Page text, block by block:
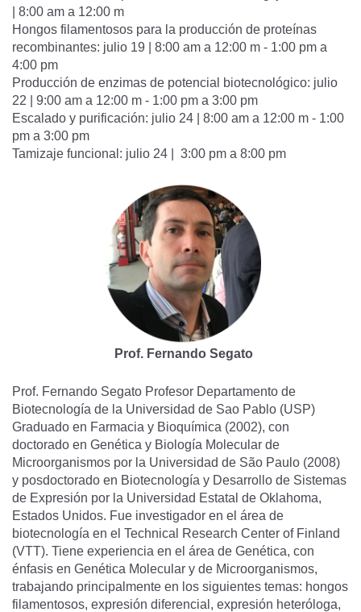
| 8:00 am a 12:00 m
Hongos filamentosos para la producción de proteínas
recombinantes: julio 19 | 8:00 am a 12:00 m - 1:00 pm a
4:00 pm
Producción de enzimas de potencial biotecnológico: julio
22 | 9:00 am a 12:00 m - 1:00 pm a 3:00 pm
Escalado y purificación: julio 24 | 8:00 am a 12:00 m - 1:00
pm a 3:00 pm
Tamizaje funcional: julio 24 | 3:00 pm a 8:00 pm
Prof. Fernando Segato
Prof. Fernando Segato Profesor Departamento de
Biotecnología de la Universidad de Sao Pablo (USP)
Graduado en Farmacia y Bioquímica (2002), con
doctorado en Genética y Biología Molecular de
Microorganismos por la Universidad de São Paulo (2008)
y posdoctorado en Biotecnología y Desarrollo de Sistemas
de Expresión por la Universidad Estatal de Oklahoma,
Estados Unidos. Fue investigador en el área de
biotecnología en el Technical Research Center of Finland
(VTT). Tiene experiencia en el área de Genética, con
énfasis en Genética Molecular y de Microorganismos,
trabajando principalmente en los siguientes temas: hongos
filamentosos, expresión diferencial, expresión heteróloga,